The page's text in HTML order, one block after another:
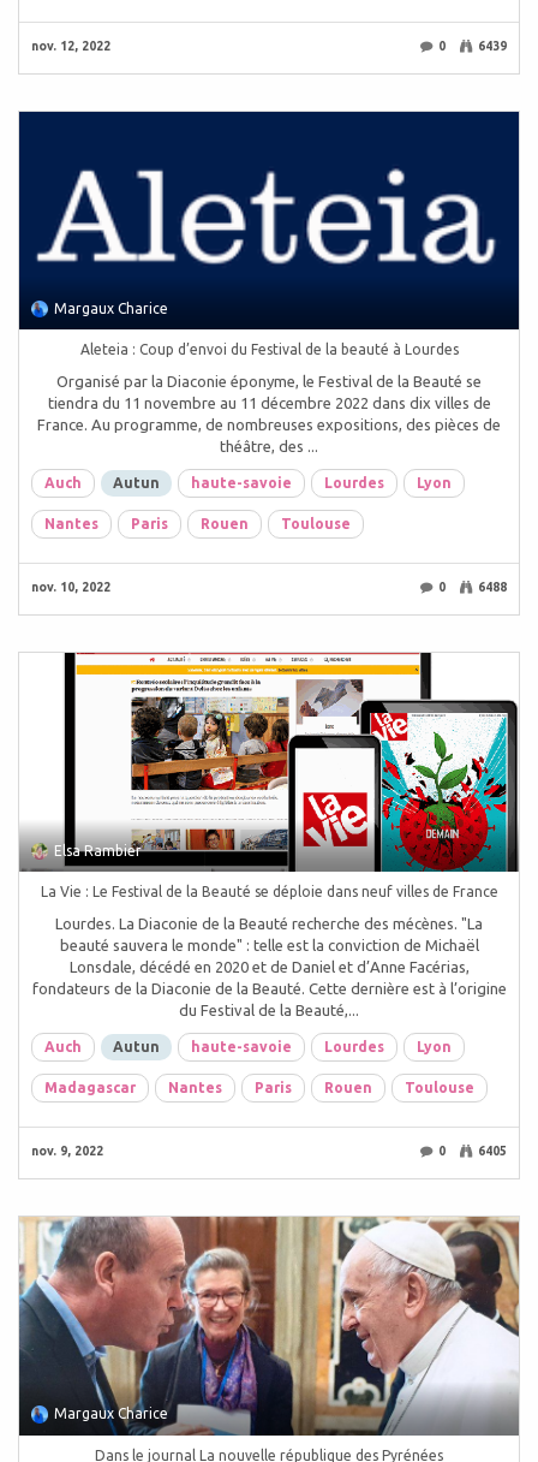
nov. 12, 2022 0 6439
Margaux Charice
Aleteia : Coup d’envoi du Festival de la beauté à Lourdes
Organisé par la Diaconie éponyme, le Festival de la Beauté se
tiendra du 11 novembre au 11 décembre 2022 dans dix villes de
France. Au programme, de nombreuses expositions, des pièces de
théâtre, des ...
Auch Autun haute-savoie Lourdes Lyon
Nantes Paris Rouen Toulouse
nov. 10, 2022 0 6488
Elsa Rambier
La Vie : Le Festival de la Beauté se déploie dans neuf villes de France
Lourdes. La Diaconie de la Beauté recherche des mécènes. "La
beauté sauvera le monde" : telle est la conviction de Michaël
Lonsdale, décédé en 2020 et de Daniel et d’Anne Facérias,
fondateurs de la Diaconie de la Beauté. Cette dernière est à l’origine
du Festival de la Beauté,...
Auch Autun haute-savoie Lourdes Lyon
Madagascar Nantes Paris Rouen Toulouse
nov. 9, 2022 0 6405
Margaux Charice
Dans le journal La nouvelle république des Pyrénées